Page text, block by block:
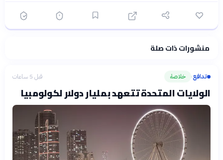
فلسفتنا المعرفية· سياسة الذكاء الاصطناعيمنشورات ذات صلة
تدافع› خلاصة قبل 5 ساعات
الولايات المتحدة تتعهد بمليار دولار لكولومبيا